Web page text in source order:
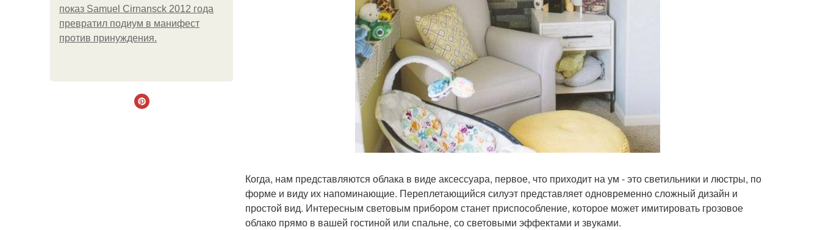
показ Samuel Cirnansck 2012 года
превратил подиум в манифест
против принуждения.
Когда, нам представляются облака в виде аксессуара, первое, что приходит на ум - это светильники и люстры, по
форме и виду их напоминающие. Переплетающийся силуэт представляет одновременно сложный дизайн и
простой вид. Интересным световым прибором станет приспособление, которое может имитировать грозовое
облако прямо в вашей гостиной или спальне, со световыми эффектами и звуками.